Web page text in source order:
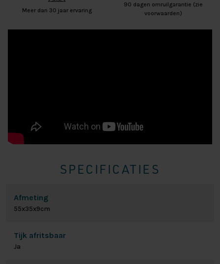
Meer dan 30 jaar ervaring
90 dagen omruilgarantie (zie
voorwaarden)
SPECIFICATIES
Afmeting
55x35x9cm
Tijk afritsbaar
Ja